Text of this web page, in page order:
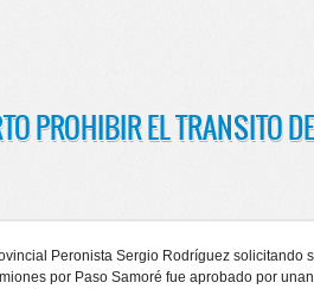
PROHIBIR EL TRANSITO
Peronista Sergio Rodríguez solicitando
por Paso Samoré fue aprobado por